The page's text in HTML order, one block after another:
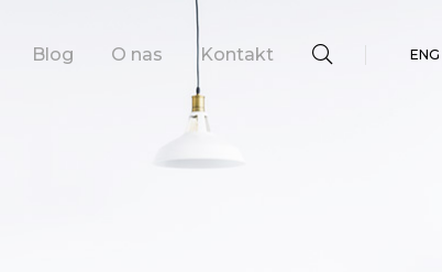
Blog O nas Kontakt ENG